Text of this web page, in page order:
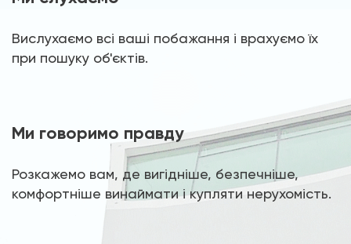
Вислухаємо всі ваші побажання і врахуємо їх
при пошуку об'єктів.
Ми говоримо правду
Розкажемо вам, де вигідніше, безпечніше,
комфортніше винаймати і купляти нерухомість.